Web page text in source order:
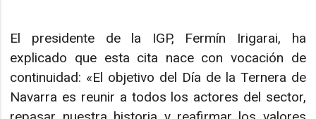
El presidente de la IGP, Fermín Irigarai, ha
explicado que esta cita nace con vocación de
continuidad: «El objetivo del Día de la Ternera de
Navarra es reunir a todos los actores del sector,